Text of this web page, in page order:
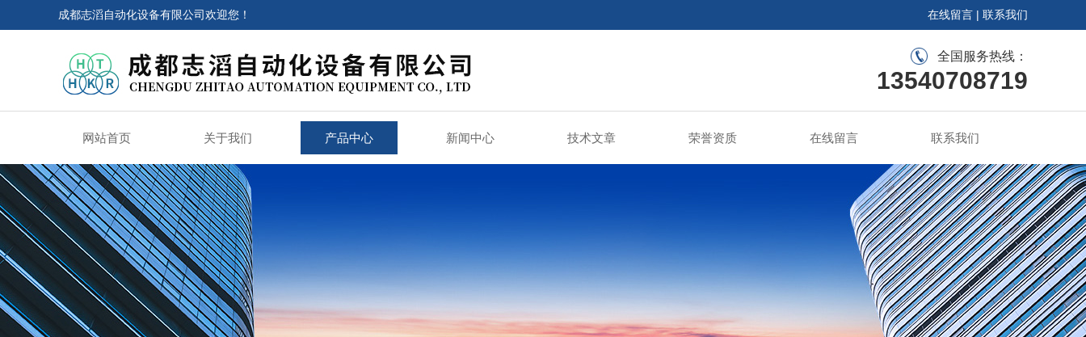
成都志滔自动化设备有限公司欢迎您！ 在线留言 | 联系我们
全国服务热线：
13540708719
网站首页 关于我们 产品中心 新闻中心 技术文章 荣誉资质 在线留言 联系我们